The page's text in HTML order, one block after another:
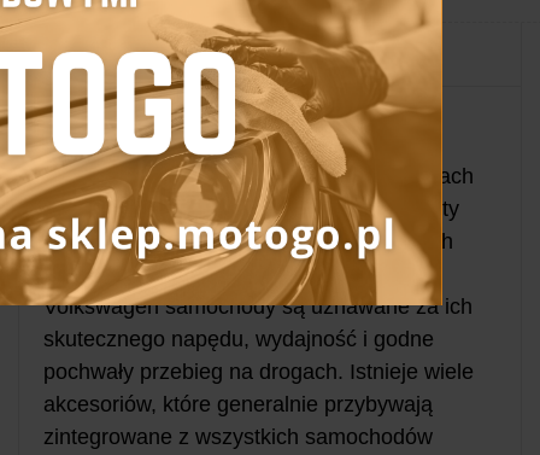
Udostępnij
Volkswagen jest renomowaną niemiecką
marką samochodową i jest obecny w Indiach
od dłuższego czasu. Firma ma swoje oferty
premium w prawie wszystkich segmentach
krajowego rynku samochodowego.
Volkswagen samochody są uznawane za ich
skutecznego napędu, wydajność i godne
pochwały przebieg na drogach. Istnieje wiele
akcesoriów, które generalnie przybywają
zintegrowane z wszystkich samochodów